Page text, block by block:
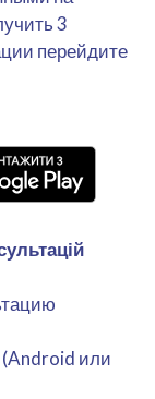
3
перейдите
или